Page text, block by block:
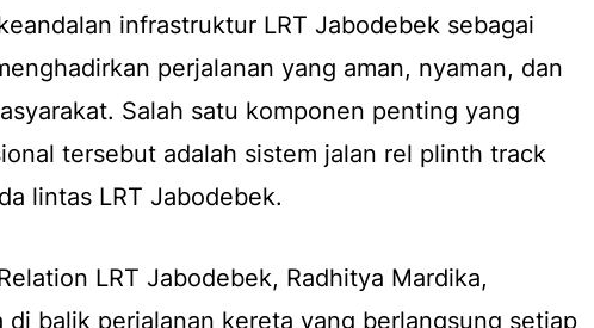
infrastruktur LRT Jabodebek sebagai
perjalanan yang aman, nyaman, dan
Salah satu komponen penting yang
tersebut adalah sistem jalan rel plinth track
lintas LRT Jabodebek.
LRT Jabodebek, Radhitya Mardika,
di balik perjalanan kereta yang berlangsung setiap